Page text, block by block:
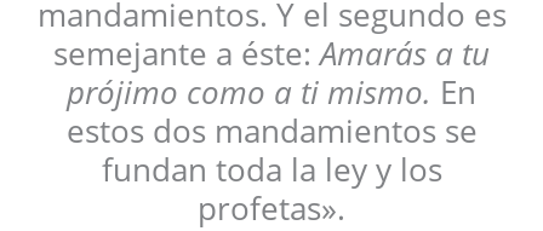
mandamientos. Y el segundo es
semejante a éste:Amarás a tu
prójimo como a ti mismo. En
estos dos mandamientos se
fundan toda la ley y los
profetas».